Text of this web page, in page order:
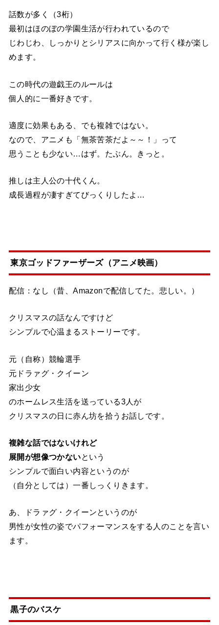
話数が多く（3桁）
最初はほのぼの学園生活が行われているので
じわじわ、しっかりとシリアスに向かって行く様が楽し
めます。
この時代の遊戯王のルールは
個人的に一番好きです。
適度に効果もある、でも複雑ではない。
なので、アニメも「無茶苦茶だよ～～！」って
思うことも少ない…はず。たぶん。きっと。
推しは主人公の十代くん。
成長過程が凄すぎてびっくりしたよ…
東京ゴッドファーザーズ（アニメ映画）
配信：なし（昔、Amazonで配信してた。悲しい。）
クリスマスの話なんですけど
シンプルで心温まるストーリーです。
元（自称）競輪選手
元ドラァグ・クイーン
家出少女
のホームレス生活を送っている3人が
クリスマスの日に赤ん坊を拾うお話しです。
複雑な話ではないけれど
展開が想像つかないという
シンプルで面白い内容というのが
（自分としては）一番しっくりきます。
あ、ドラァグ・クイーンというのが
男性が女性の姿でパフォーマンスをする人のことを言い
ます。
黒子のバスケ